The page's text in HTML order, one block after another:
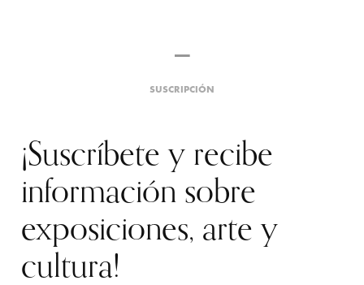
SUSCRIPCIÓN
¡Suscríbete y recibe
información sobre
exposiciones, arte y
cultura!